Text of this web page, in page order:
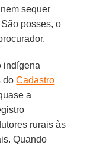
sequer
São posses, o
indígena
doCadastro
a
rurais às
Quando